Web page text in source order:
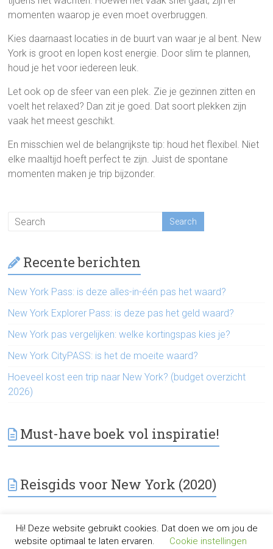
momenten waarop je even moet overbruggen.
Kies daarnaast locaties in de buurt van waar je al bent. New
York is groot en lopen kost energie. Door slim te plannen,
houd je het voor iedereen leuk.
Let ook op de sfeer van een plek. Zie je gezinnen zitten en
voelt het relaxed? Dan zit je goed. Dat soort plekken zijn
vaak het meest geschikt.
En misschien wel de belangrijkste tip: houd het flexibel. Niet
elke maaltijd hoeft perfect te zijn. Juist de spontane
momenten maken je trip bijzonder.
Recente berichten
New York Pass: is deze alles-in-één pas het waard?
New York Explorer Pass: is deze pas het geld waard?
New York pas vergelijken: welke kortingspas kies je?
New York CityPASS: is het de moeite waard?
Hoeveel kost een trip naar New York? (budget overzicht
2026)
Must-have boek vol inspiratie!
Reisgids voor New York (2020)
Copyright © 2026NewYorkStedentrip
. All rights reserved.
Hi! Deze website gebruikt cookies. Dat doen we om jou de
website optimaal te laten ervaren.
Cookie instellingen